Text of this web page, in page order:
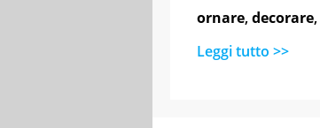
ornare,decorare,
Leggi tutto >>